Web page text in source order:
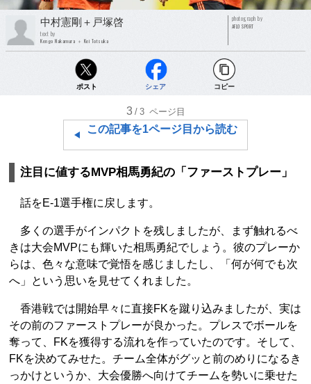
中村憲剛＋戸塚啓
text by
Kengo Nakamura ＋ Kei Totsuka
photograph by
AFLO SPORT
ポスト シェア コピー
3 /3 ページ目
この記事を1ページ目から読む
注目に値するMVP相馬勇紀の「ファーストプレー」
話をE-1選手権に戻します。
多くの選手がインパクトを残しましたが、まず触れるべ
きは大会MVPにも輝いた相馬勇紀でしょう。彼のプレーか
らは、色々な意味で覚悟を感じましたし、「何が何でも次
へ」という思いを見せてくれました。
香港戦では開始早々に直接FKを蹴り込みましたが、実は
その前のファーストプレーが良かった。プレスでボールを
奪って、FKを獲得する流れを作っていたのです。そして、
FKを決めてみせた。チーム全体がグッと前のめりになるき
っかけというか、大会優勝へ向けてチームを勢いに乗せた